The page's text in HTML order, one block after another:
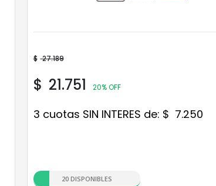
$ 27.189
$ 21.751 20% OFF
3 cuotas SIN INTERES de: $ 7.250
20 DISPONIBLES